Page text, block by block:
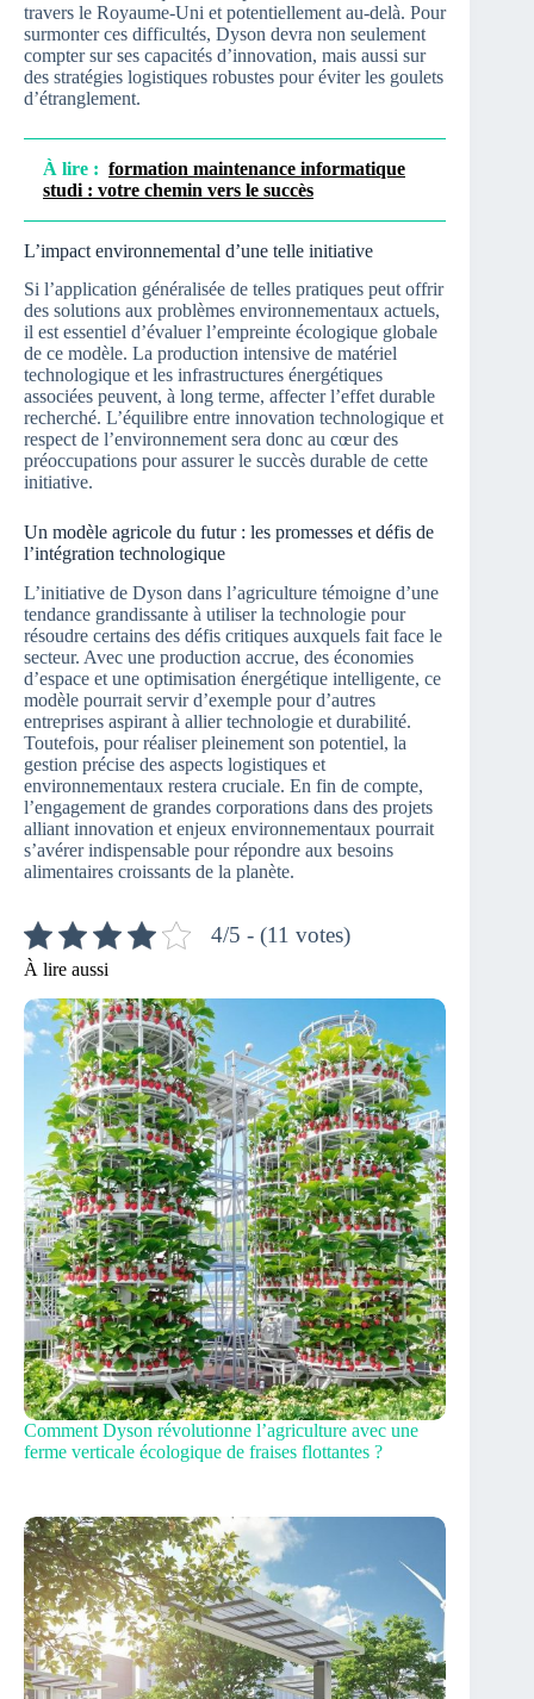
travers le Royaume-Uni et potentiellement au-delà. Pour
surmonter ces difficultés, Dyson devra non seulement
compter sur ses capacités d’innovation, mais aussi sur
des stratégies logistiques robustes pour éviter les goulets
d’étranglement.
À lire : formation maintenance informatique
studi : votre chemin vers le succès
L’impact environnemental d’une telle initiative
Si l’application généralisée de telles pratiques peut offrir
des solutions aux problèmes environnementaux actuels,
il est essentiel d’évaluer l’empreinte écologique globale
de ce modèle. La production intensive de matériel
technologique et les infrastructures énergétiques
associées peuvent, à long terme, affecter l’effet durable
recherché. L’équilibre entre innovation technologique et
respect de l’environnement sera donc au cœur des
préoccupations pour assurer le succès durable de cette
initiative.
Un modèle agricole du futur : les promesses et défis de
l’intégration technologique
L’initiative de Dyson dans l’agriculture témoigne d’une
tendance grandissante à utiliser la technologie pour
résoudre certains des défis critiques auxquels fait face le
secteur. Avec une production accrue, des économies
d’espace et une optimisation énergétique intelligente, ce
modèle pourrait servir d’exemple pour d’autres
entreprises aspirant à allier technologie et durabilité.
Toutefois, pour réaliser pleinement son potentiel, la
gestion précise des aspects logistiques et
environnementaux restera cruciale. En fin de compte,
l’engagement de grandes corporations dans des projets
alliant innovation et enjeux environnementaux pourrait
s’avérer indispensable pour répondre aux besoins
alimentaires croissants de la planète.
4/5 - (11 votes)
À lire aussi
Comment Dyson révolutionne l’agriculture avec une
ferme verticale écologique de fraises flottantes ?